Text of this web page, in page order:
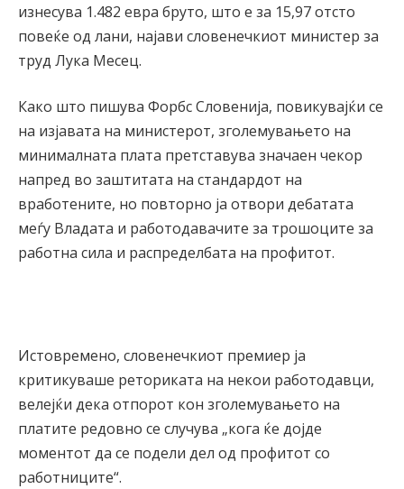
изнесува 1.482 евра бруто, што е за 15,97 отсто
повеќе од лани, најави словенечкиот министер за
труд Лука Месец.
Како што пишува Форбс Словенија, повикувајќи се
на изјавата на министерот, зголемувањето на
минималната плата претставува значаен чекор
напред во заштитата на стандардот на
вработените, но повторно ја отвори дебатата
меѓу Владата и работодавачите за трошоците за
работна сила и распределбата на профитот.
Истовремено, словенечкиот премиер ја
критикуваше реториката на некои работодавци,
велејќи дека отпорот кон зголемувањето на
платите редовно се случува „кога ќе дојде
моментот да се подели дел од профитот со
работниците“.